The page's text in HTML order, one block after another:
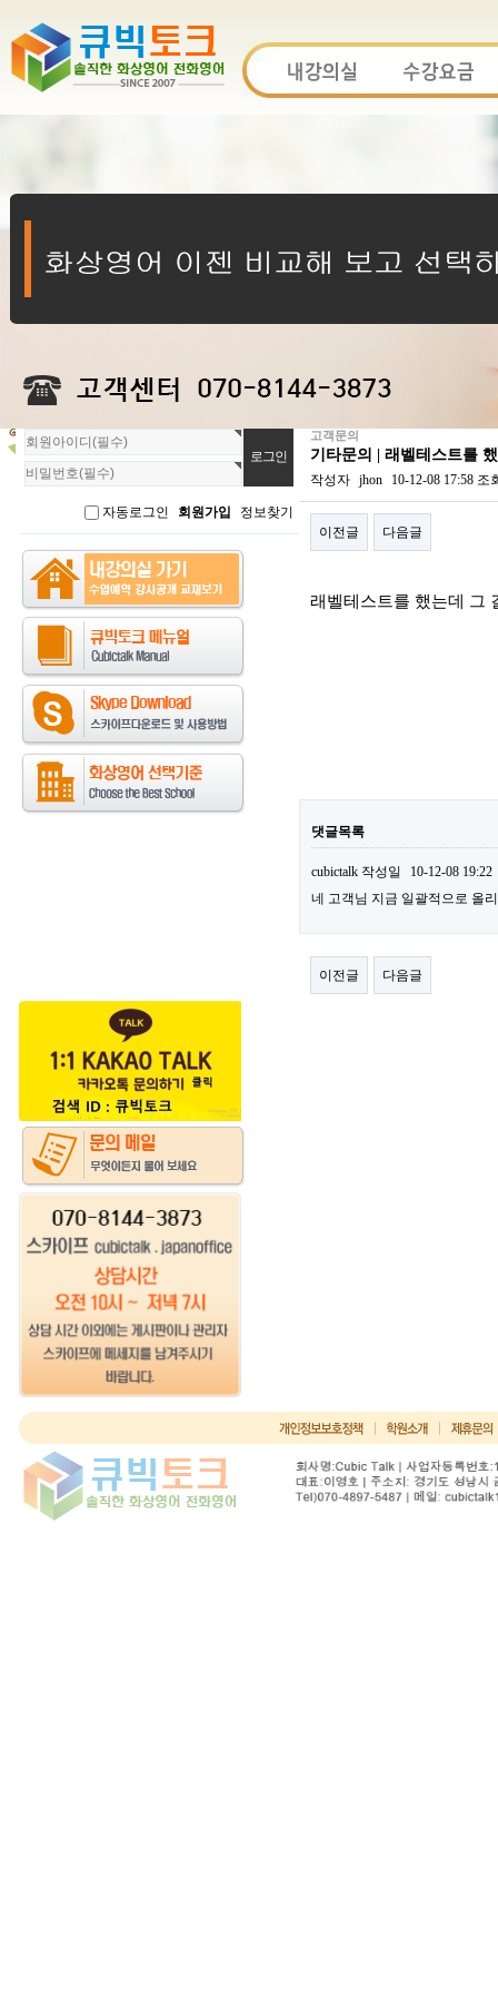
회
원
로
자동로그인 회원가입 정보찾기
고객문의
기타문의 | 래벨테스트를
작성자 jhon 10-12-08 17:58 조
이전글 다음글
래벨테스트를 했는데 그
댓글목록
cubictalk 작성일
10-12-08 19:22
네 고객님 지금 일괄적으로 올
이전글 다음글